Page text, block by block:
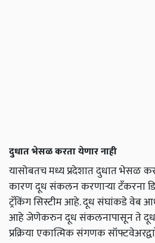
दुधात भेसळ करता येणार नाही
यासोबतच मध्य प्रदेशात दुधात भेसळ
कारण दूध संकलन करणाऱ्या टँकरना
ट्रॅकिंग सिस्टीम आहे. दूध संघांकडे वेब
आहे जेणेकरुन दूध संकलनापासून ते दूध
प्रक्रिया एकात्मिक संगणक